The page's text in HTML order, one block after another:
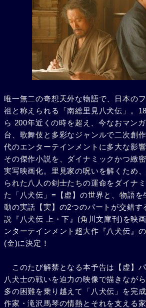
唯一無二の奇想天外な物語で、日本の
祖と称えられる「南総里見八犬伝」。
ら 200年近くの時を超え、今なおマン
台、歌舞伎と多彩なジャンルで二次創
代のエンターテインメントに多大な影
その傑作小説を、ダイナミックかつ緻
実写映画化。里見家の呪いを解くため
られた八人の剣士たちの運命をダイナ
た「八犬伝」=【虚】の世界と、物語
動の実話【実】の2つのパートが交錯す
説『八犬伝 上・下』(角川文庫刊)を映
ンターテインメント超大作『八犬伝』
(金)に決定！
このたび解禁となる本予告は【虚】
八犬士の戦いを迫力の映像で描きなが
多の困難を乗り越えて「八犬伝」を完
作家・滝沢馬琴の情熱とそれを支える